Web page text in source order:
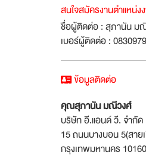
สนใจสมัครงานตำแหน่
ชื่อผู้ติดต่อ : สุภานัน ม
เบอร์ผู้ติดต่อ :
ข้อมูลติดต่อ
คุณสุภานัน มณีวงศ์
บริษัท อี.แอนด์ วี. จำกัด
15 ถนนบางบอน 5(สาย
กรุงเทพมหานคร